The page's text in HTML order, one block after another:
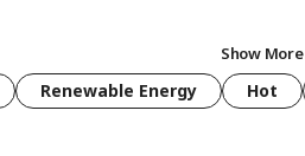
Show More
Renewable Energy Hot